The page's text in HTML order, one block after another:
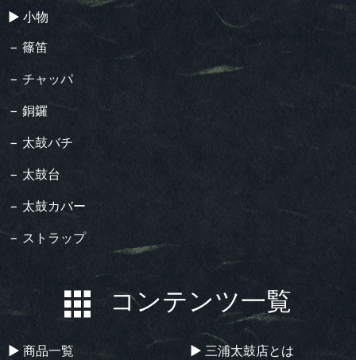
▶︎ 小物
− 篠笛
− チャッパ
− 銅鑼
− 太鼓バチ
− 太鼓台
− 太鼓カバー
− ストラップ
コンテンツ一覧
▶︎ 商品一覧
▶︎ 三浦太鼓店とは